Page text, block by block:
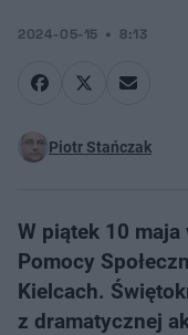
2024-05-15 8:13
Piotr Stańczak
W piątek 10 maja
Pomocy
Kielcach.
z dramatycznej